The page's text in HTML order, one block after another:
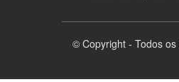
© Copyright - Todos